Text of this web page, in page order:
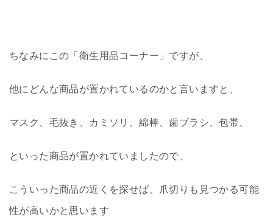
ちなみにこの「衛生用品コーナー」ですが、
他にどんな商品が置かれているのかと言いますと、
マスク、毛抜き、カミソリ、綿棒、歯ブラシ、包帯、
といった商品が置かれていましたので、
こういった商品の近くを探せば、爪切りも見つかる可能
性が高いかと思います